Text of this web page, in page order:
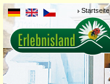
Startseite